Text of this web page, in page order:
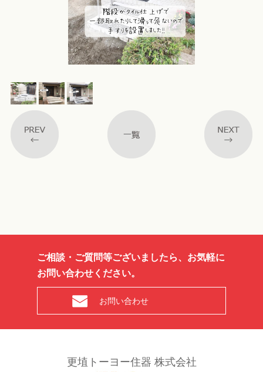
ご相談・ご質問等ございましたら、お気軽に
お問い合わせください。
お問い合わせ
更埴トーヨー住器 株式会社